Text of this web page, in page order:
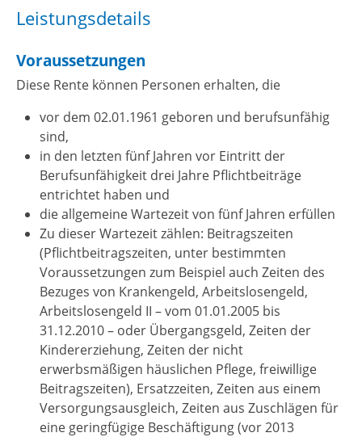
Leistungsdetails
Voraussetzungen
Diese Rente können Personen erhalten, die
vor dem 02.01.1961 geboren und berufsunfähig
sind,
in den letzten fünf Jahren vor Eintritt der
Berufsunfähigkeit drei Jahre Pflichtbeiträge
entrichtet haben und
die allgemeine Wartezeit von fünf Jahren erfüllen
Zu dieser Wartezeit zählen: Beitragszeiten
(Pflichtbeitragszeiten, unter bestimmten
Voraussetzungen zum Beispiel auch Zeiten des
Bezuges von Krankengeld, Arbeitslosengeld,
Arbeitslosengeld II – vom 01.01.2005 bis
31.12.2010 – oder Übergangsgeld, Zeiten der
Kindererziehung, Zeiten der nicht
erwerbsmäßigen häuslichen Pflege, freiwillige
Beitragszeiten), Ersatzzeiten, Zeiten aus einem
Versorgungsausgleich, Zeiten aus Zuschlägen für
eine geringfügige Beschäftigung (vor 2013